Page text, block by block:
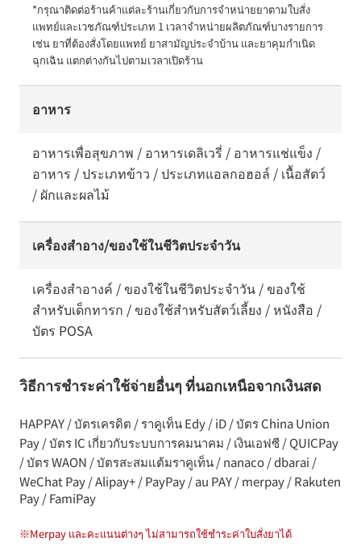
*กรุณาติดต่อร้านค้าแต่ละร้านเกี่ยวกับการจำหน่ายยาตามใบสั่ง
แพทย์และเวชภัณฑ์ประเภท 1 เวลาจำหน่ายผลิตภัณฑ์บางรายการ
เช่น ยาที่ต้องสั่งโดยแพทย์ ยาสามัญประจำบ้าน และยาคุมกำเนิด
ฉุกเฉิน แตกต่างกันไปตามเวลาเปิดร้าน
อาหาร
อาหารเพื่อสุขภาพ / อาหารเดลิเวรี่ / อาหารแช่แข็ง /
อาหาร / ประเภทข้าว / ประเภทแอลกอฮอล์ / เนื้อสัตว์
/ ผักและผลไม้
เครื่องสำอาง/ของใช้ในชีวิตประจำวัน
เครื่องสำอางค์ / ของใช้ในชีวิตประจำวัน / ของใช้
สำหรับเด็กทารก / ของใช้สำหรับสัตว์เลี้ยง / หนังสือ /
บัตร POSA
วิธีการชำระค่าใช้จ่ายอื่นๆ ที่นอกเหนือจากเงินสด
HAPPAY / บัตรเครดิต / ราคูเท็น Edy / iD / บัตร China Union
Pay / บัตร IC เกี่ยวกับระบบการคมนาคม / เงินเอฟซี / QUICPay
/ บัตร WAON / บัตรสะสมแต้มราคูเท็น / nanaco / dbarai /
WeChat Pay / Alipay+ / PayPay / au PAY / merpay / Rakuten
Pay / FamiPay
※Merpay และคะแนนต่างๆ ไม่สามารถใช้ชำระค่าใบสั่งยาได้